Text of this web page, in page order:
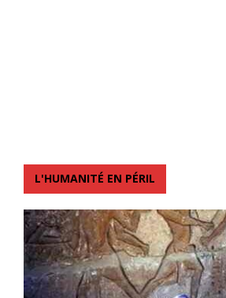
L'HUMANITÉ EN PÉRIL